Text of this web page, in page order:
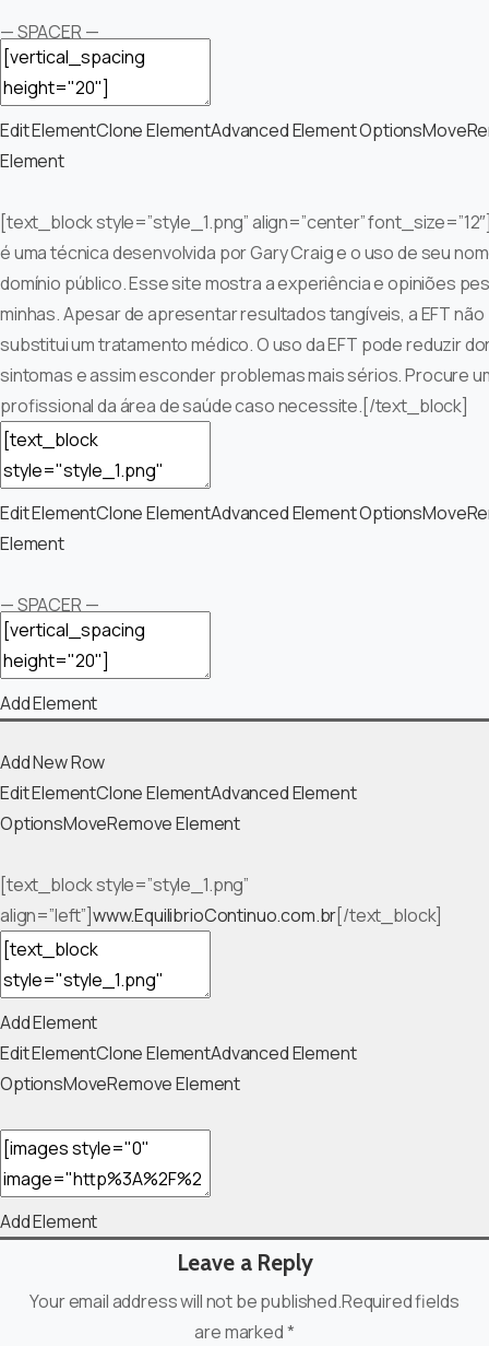
— SPACER —
Edit ElementClone ElementAdvanced Element OptionsMove
Element
[text_block style=”style_1.png” align=”center”
é uma técnica desenvolvida por Gary Craig e o uso de seu
domínio público. Esse site mostra a experiência e opiniões
minhas. Apesar de apresentar resultados tangíveis, a EFT não
substitui um tratamento médico. O uso da EFT pode reduzir
sintomas e assim esconder problemas mais sérios. Procure
profissional da área de saúde caso necessite.[/text_block]
Edit ElementClone ElementAdvanced Element OptionsMove
Element
— SPACER —
Add Element
Add New Row
Edit ElementClone ElementAdvanced Element
OptionsMoveRemove Element
[text_block style=”style_1.png”
align=”left”]www.EquilibrioContinuo.com.br[/text_block]
Add Element
Edit ElementClone ElementAdvanced Element
OptionsMoveRemove Element
Add Element
Leave a Reply
Your email address will not be published.Required fields
are marked *